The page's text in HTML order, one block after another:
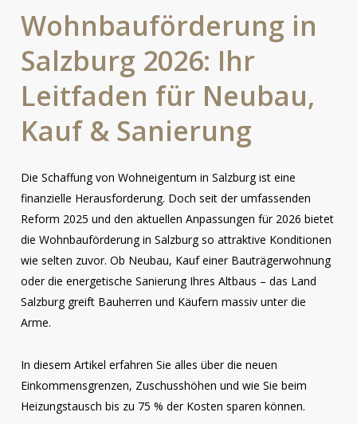
Wohnbauförderung in
Salzburg 2026: Ihr
Leitfaden für Neubau,
Kauf & Sanierung
Die Schaffung von Wohneigentum in Salzburg ist eine
finanzielle Herausforderung. Doch seit der umfassenden
Reform 2025 und den aktuellen Anpassungen für 2026 bietet
die Wohnbauförderung in Salzburg so attraktive Konditionen
wie selten zuvor. Ob Neubau, Kauf einer Bauträgerwohnung
oder die energetische Sanierung Ihres Altbaus – das Land
Salzburg greift Bauherren und Käufern massiv unter die
Arme.
In diesem Artikel erfahren Sie alles über die neuen
Einkommensgrenzen, Zuschusshöhen und wie Sie beim
Heizungstausch bis zu 75 % der Kosten sparen können.